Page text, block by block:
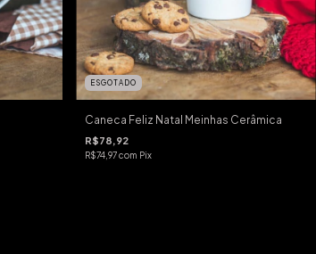
ESGOTADO
Caneca Feliz Natal Meinhas Cerâmica
R$78,92
R$74,97com Pix